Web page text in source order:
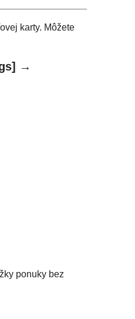
karty. Môžete
→
ponuky bez